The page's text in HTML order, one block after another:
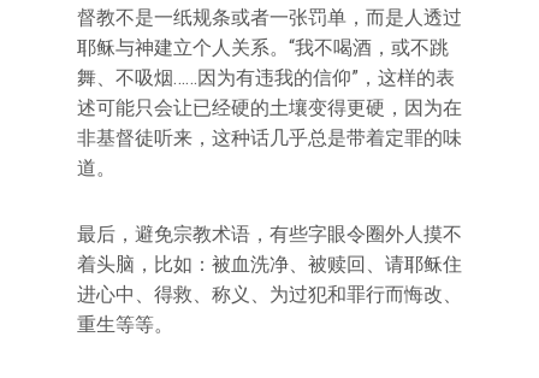
督教不是一纸规条或者一张罚单，而是人透过
耶稣与神建立个人关系。“我不喝酒，或不跳
舞、不吸烟……因为有违我的信仰”，这样的表
述可能只会让已经硬的土壤变得更硬，因为在
非基督徒听来，这种话几乎总是带着定罪的味
道。
最后，避免宗教术语，有些字眼令圈外人摸不
着头脑，比如：被血洗净、被赎回、请耶稣住
进心中、得救、称义、为过犯和罪行而悔改、
重生等等。